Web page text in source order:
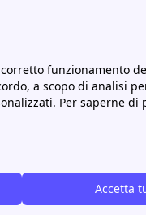
funzionamento
a scopo di analisi
Per saperne di
Accetta
scopri le offerte